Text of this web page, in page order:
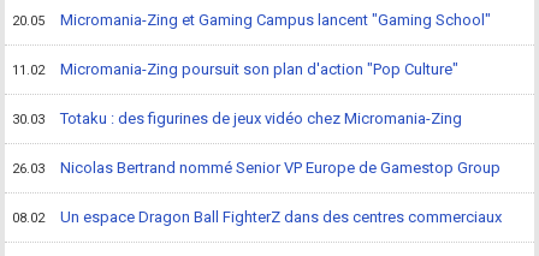
20.05 Micromania-Zing et Gaming Campus lancent "Gaming School"
11.02 Micromania-Zing poursuit son plan d'action "Pop Culture"
30.03 Totaku : des figurines de jeux vidéo chez Micromania-Zing
26.03 Nicolas Bertrand nommé Senior VP Europe de Gamestop Group
08.02 Un espace Dragon Ball FighterZ dans des centres commerciaux